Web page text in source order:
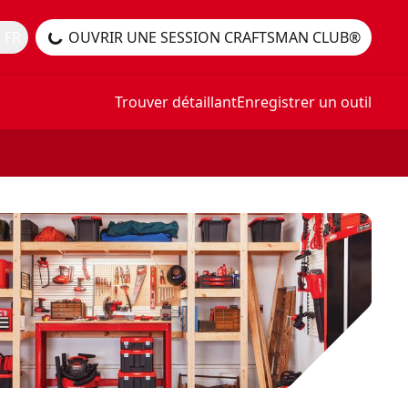
OUVRIR UNE SESSION CRAFTSMAN CLUB®
Trouver détaillantEnregistrer un outil